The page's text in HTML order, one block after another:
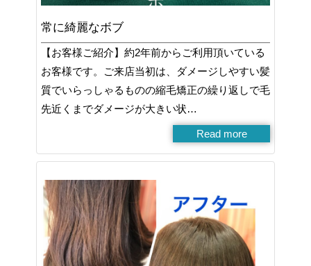
常に綺麗なボブ
【お客様ご紹介】約2年前からご利用頂いている
お客様です。ご来店当初は、ダメージしやすい髪
質でいらっしゃるものの縮毛矯正の繰り返しで毛
先近くまでダメージが大きい状…
Read more